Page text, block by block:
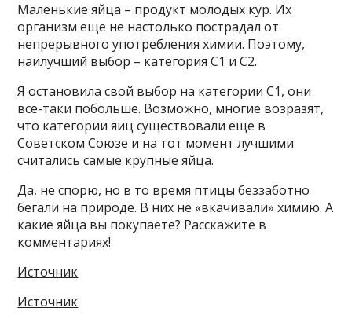
Маленькие яйца – продукт молодых кур. Их
организм еще не настолько пострадал от
непрерывного употребления химии. Поэтому,
наилучший выбор – категория С1 и С2.
Я остановила свой выбор на категории С1, они
все-таки побольше. Возможно, многие возразят,
что категории яиц существовали еще в
Советском Союзе и на тот момент лучшими
считались самые крупные яйца.
Да, не спорю, но в то время птицы беззаботно
бегали на природе. В них не «вкачивали» химию. А
какие яйца вы покупаете? Расскажите в
комментариях!
Источник
Источник